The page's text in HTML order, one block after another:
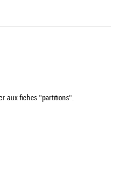
aux fiches "partitions".